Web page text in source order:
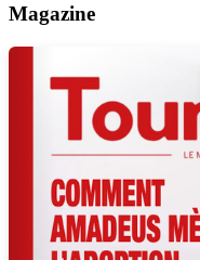
Magazine